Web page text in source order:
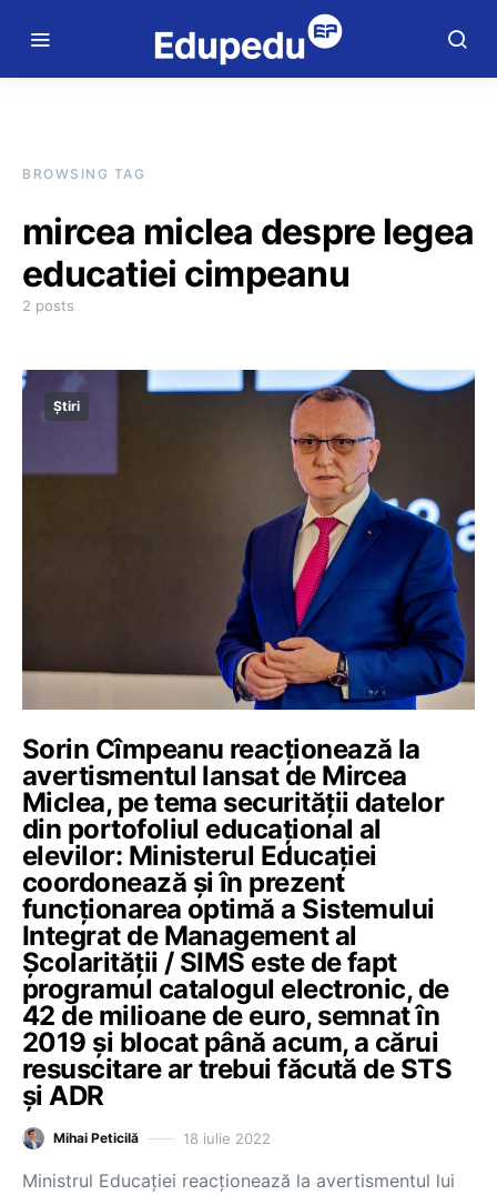
BROWSING TAG
mircea miclea despre legea
educatiei cimpeanu
2 posts
Știri
Sorin Cîmpeanu reacționează la
avertismentul lansat de Mircea
Miclea, pe tema securității datelor
din portofoliul educațional al
elevilor: Ministerul Educației
coordonează și în prezent
funcționarea optimă a Sistemului
Integrat de Management al
Școlarității / SIMS este de fapt
programul catalogul electronic, de
42 de milioane de euro, semnat în
2019 și blocat până acum, a cărui
resuscitare ar trebui făcută de STS
și ADR
Mihai Peticilă 18 iulie 2022
Ministrul Educației reacționează la avertismentul lui